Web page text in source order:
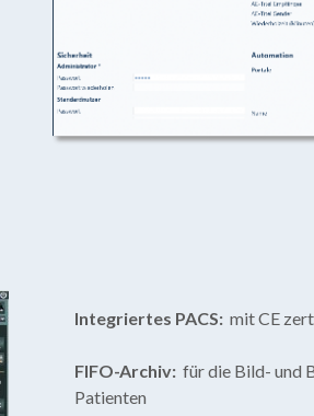
Integriertes PACS: mit CE
FIFO-Archiv: für die Bild- und
Patienten